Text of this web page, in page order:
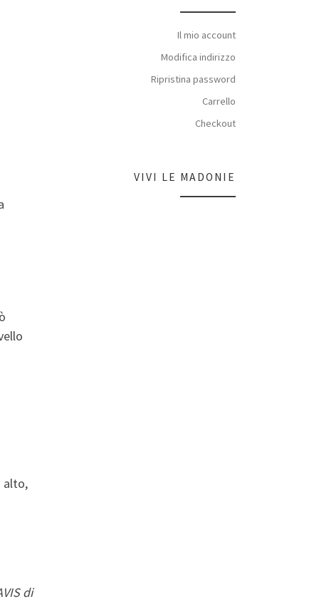
alto,
di
Il mio account
Modifica indirizzo
Ripristina password
Carrello
Checkout
VIVI LE MADONIE